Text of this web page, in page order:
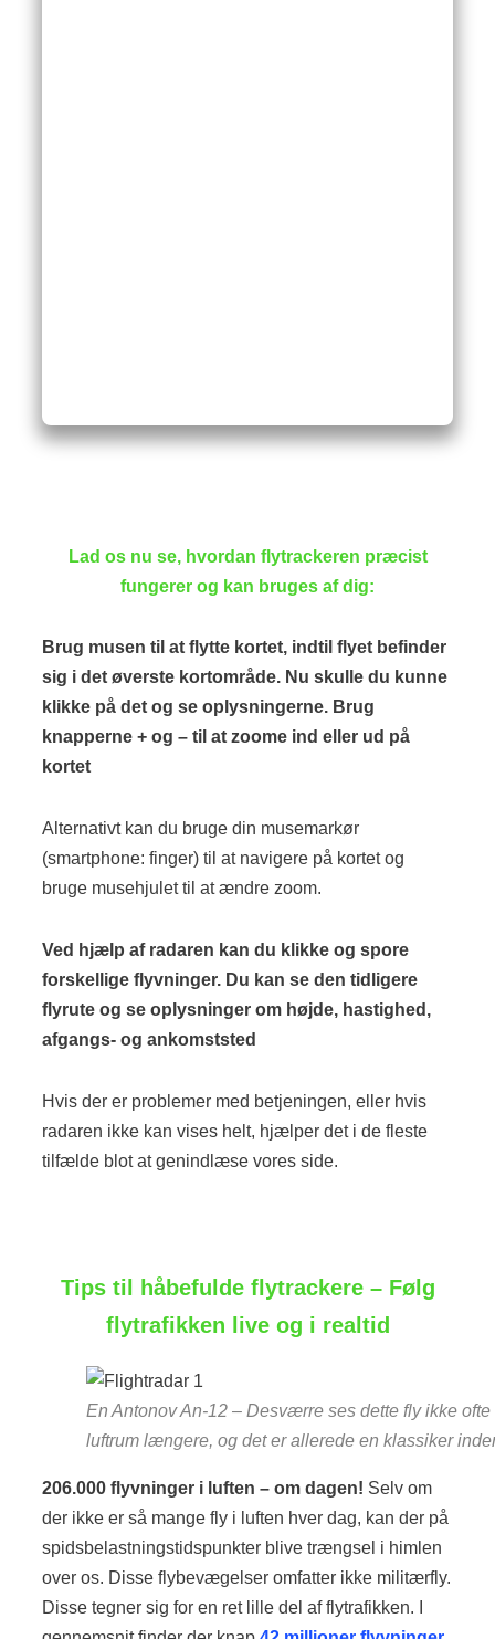
Lad os nu se, hvordan flytrackeren præcist
fungerer og kan bruges af dig:
Brug musen til at flytte kortet, indtil flyet befinder
sig i det øverste kortområde. Nu skulle du kunne
klikke på det og se oplysningerne. Brug
knapperne + og – til at zoome ind eller ud på
kortet
Alternativt kan du bruge din musemarkør
(smartphone: finger) til at navigere på kortet og
bruge musehjulet til at ændre zoom.
Ved hjælp af radaren kan du klikke og spore
forskellige flyvninger. Du kan se den tidligere
flyrute og se oplysninger om højde, hastighed,
afgangs- og ankomststed
Hvis der er problemer med betjeningen, eller hvis
radaren ikke kan vises helt, hjælper det i de fleste
tilfælde blot at genindlæse vores side.
Tips til håbefulde flytrackere – Følg
flytrafikken live og i realtid
En Antonov An-12 – Desværre ses dette fly ikke
luftrum længere, og det er allerede en klassiker
206.000 flyvninger i luften – om dagen! Selv om
der ikke er så mange fly i luften hver dag, kan der på
spidsbelastningstidspunkter blive trængsel i himlen
over os. Disse flybevægelser omfatter ikke militærfly.
Disse tegner sig for en ret lille del af flytrafikken. I